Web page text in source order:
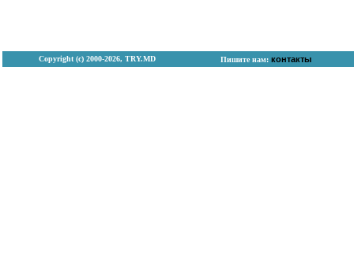
Copyright (с) 2000-2026, TRY.MD Пишите нам: контакты